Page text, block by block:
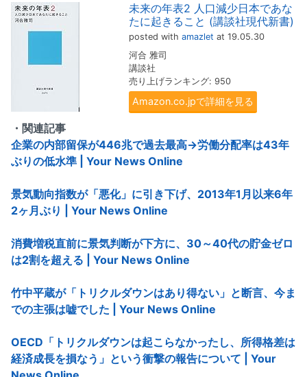
未来の年表2 人口減少日本であな
たに起きること (講談社現代新書)
posted with amazlet at 19.05.30
河合 雅司
講談社
売り上げランキング: 950
Amazon.co.jpで詳細を見る
・関連記事
企業の内部留保が446兆で過去最高→労働分配率は43年
ぶりの低水準 | Your News Online
景気動向指数が「悪化」に引き下げ、2013年1月以来6年
2ヶ月ぶり | Your News Online
消費増税直前に景気判断が下方に、30～40代の貯金ゼロ
は2割を超える | Your News Online
竹中平蔵が「トリクルダウンはあり得ない」と断言、今ま
での主張は嘘でした | Your News Online
OECD「トリクルダウンは起こらなかったし、所得格差は
経済成長を損なう」という衝撃の報告について | Your